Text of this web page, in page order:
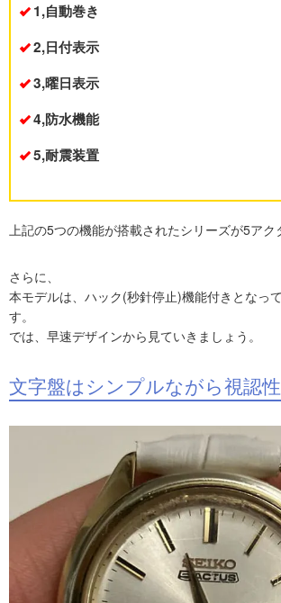
1,自動巻き
2,日付表示
3,曜日表示
4,防水機能
5,耐震装置
上記の5つの機能が搭載されたシリーズが5アク
さらに、
本モデルは、ハック(秒針停止)機能付きとなっ
す。
では、早速デザインから見ていきましょう。
文字盤はシンプルながら視認